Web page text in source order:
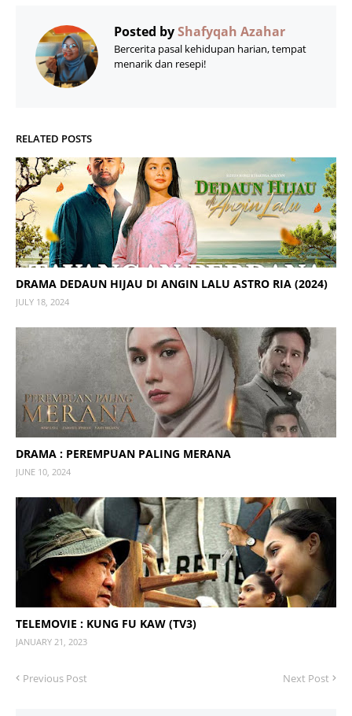
Posted byShafyqah Azahar
Bercerita pasal kehidupan harian, tempat
menarik dan resepi!
RELATED POSTS
DRAMA DEDAUN HIJAU DI ANGIN LALU ASTRO RIA (2024)
JULY 18, 2024
DRAMA : PEREMPUAN PALING MERANA
JUNE 10, 2024
TELEMOVIE : KUNG FU KAW (TV3)
JANUARY 21, 2023
Previous Post Next Post